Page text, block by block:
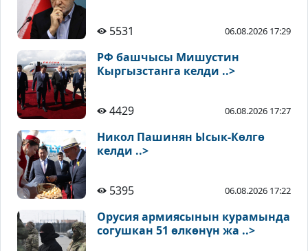
5531 06.08.2026 17:29
РФ башчысы Мишустин
Кыргызстанга келди ..>
4429 06.08.2026 17:27
Никол Пашинян Ысык-Көлгө
келди ..>
5395 06.08.2026 17:22
Орусия армиясынын курамында
согушкан 51 өлкөнүн жа ..>